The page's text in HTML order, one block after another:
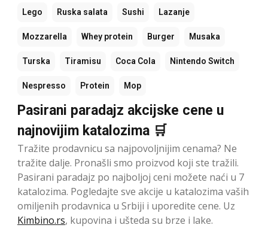
Lego Ruska salata Sushi Lazanje
Mozzarella Whey protein Burger Musaka
Turska Tiramisu Coca Cola Nintendo Switch
Nespresso Protein Mop
Pasirani paradajz akcijske cene u
najnovijim katalozima 🛒
Tražite prodavnicu sa najpovoljnijim cenama? Ne
tražite dalje. Pronašli smo proizvod koji ste tražili.
Pasirani paradajz po najboljoj ceni možete naći u 7
katalozima. Pogledajte sve akcije u katalozima vaših
omiljenih prodavnica u Srbiji i uporedite cene. Uz
Kimbino.rs, kupovina i ušteda su brze i lake.